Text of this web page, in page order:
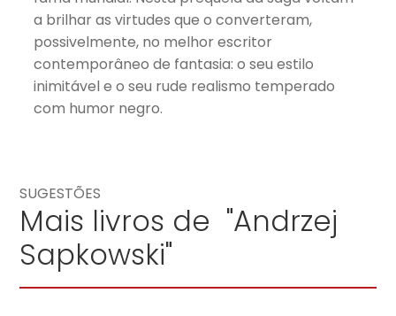
a brilhar as virtudes que o converteram,
possivelmente, no melhor escritor
contemporâneo de fantasia: o seu estilo
inimitável e o seu rude realismo temperado
com humor negro.
SUGESTÕES
Mais livros de "Andrzej
Sapkowski"